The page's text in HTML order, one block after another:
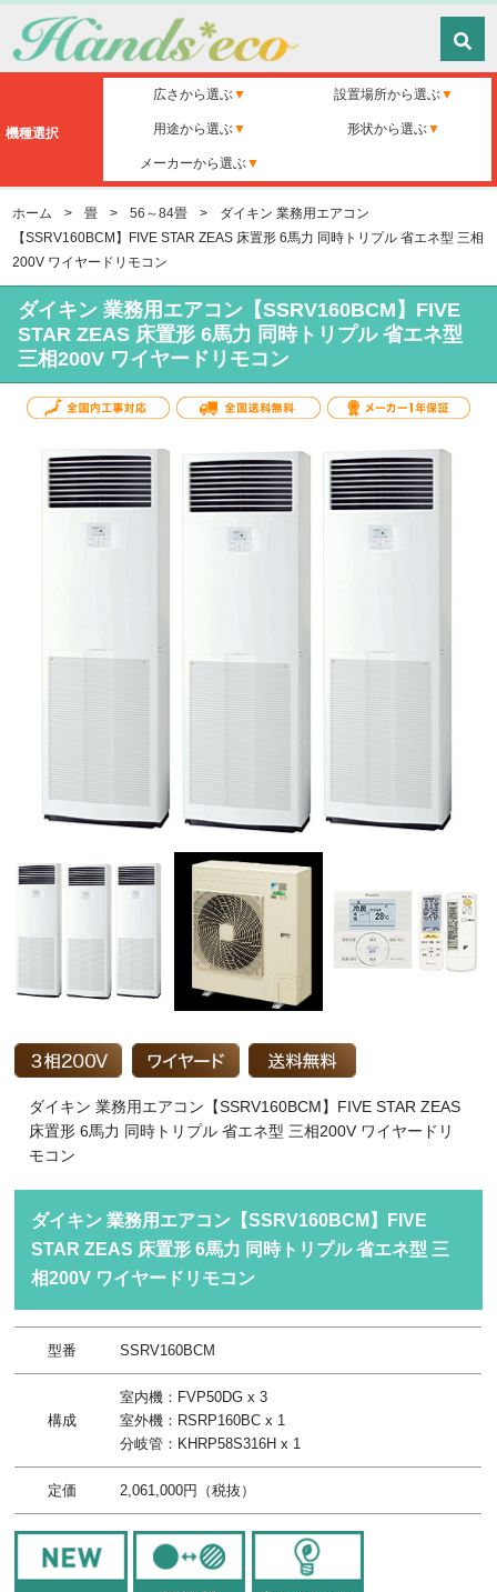
機種選択
広さから選ぶ 設置場所から選ぶ
用途から選ぶ 形状から選ぶ
メーカーから選ぶ
ホーム > 畳 > 56～84畳 >
ダイキン 業務用エアコン
【SSRV160BCM】FIVE STAR ZEAS 床置形 6馬力 同時トリプル 省エネ型 三相
200V ワイヤードリモコン
ダイキン 業務用エアコン【SSRV160BCM】FIVE
STAR ZEAS 床置形 6馬力 同時トリプル 省エネ型
三相200V ワイヤードリモコン
ダイキン 業務用エアコン【SSRV160BCM】FIVE STAR ZEAS
床置形 6馬力 同時トリプル 省エネ型 三相200V ワイヤードリ
モコン
ダイキン 業務用エアコン【SSRV160BCM】FIVE
STAR ZEAS 床置形 6馬力 同時トリプル 省エネ型 三
相200V ワイヤードリモコン
型番 SSRV160BCM
構成
室内機：FVP50DG x 3
室外機：RSRP160BC x 1
分岐管：KHRP58S316H x 1
定価 2,061,000円（税抜）